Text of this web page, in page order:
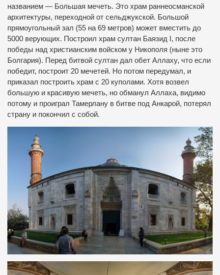
названием — Большая мечеть. Это храм раннеосманской
архитектуры, переходной от сельджукской. Большой
прямоугольный зал (55 на 69 метров) может вместить до
5000 верующих. Построил храм султан Баязид I, после
победы над христианским войском у Никополя (ныне это
Болгария). Перед битвой султан дал обет Аллаху, что если
победит, построит 20 мечетей. Но потом передумал, и
приказал построить храм с 20 куполами. Хотя возвел
большую и красивую мечеть, но обманул Аллаха, видимо
потому и проиграл Тамерлану в битве под Анкарой, потерял
страну и покончил с собой.